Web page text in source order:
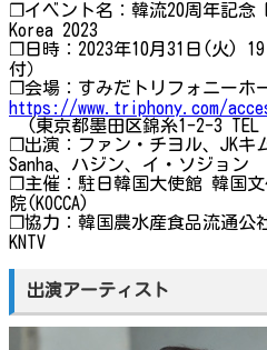
❐イベント名：韓流20周年記念
Korea 2023
❐日時：2023年10月31日(火)
付）
❐会場：すみだトリフォニー
https://www.triphony.com/
(東京都墨田区錦糸1-2-3 TEL
❐出演：ファン・チヨル、JKキム
Sanha、ハジン、イ・ソジョン
❐主催：駐日韓国大使館 韓国
院(KOCCA)
❐協力：韓国農水産食品流通公
KNTV
出演アーティスト